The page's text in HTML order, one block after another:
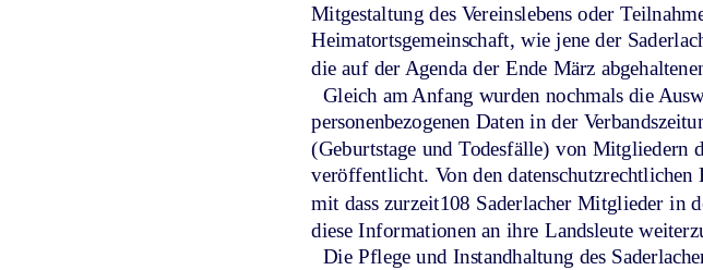
Mitgestaltung des Vereinslebens oder
Heimatortsgemeinschaft, wie jene der
die auf der Agenda der Ende März
Gleich am Anfang wurden nochmals die
personenbezogenen Daten in der
(Geburtstage und Todesfälle) von Mitgliedern
veröffentlicht. Von den
mit dass zurzeit108 Saderlacher Mitglieder in
diese Informationen an ihre Landsleute
Die Pflege und Instandhaltung des